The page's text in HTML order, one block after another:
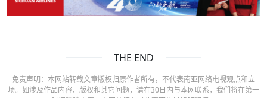
THE END
免责声明：本网站转载文章版权归原作者所有，不代表南亚网络电视观点和立
场。如涉及作品内容、版权和其它问题，请在30日内与本网联系，我们将在第一